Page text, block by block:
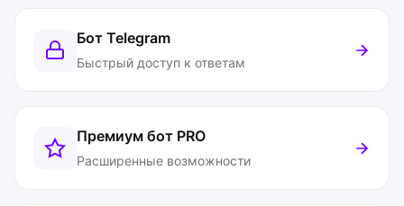
Бот Telegram
Быстрый доступ к ответам
Премиум бот PRO
Расширенные возможности